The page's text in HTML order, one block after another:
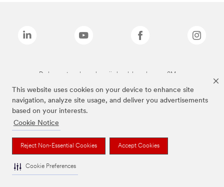
This website uses cookies on your device to enhance site
navigation, analyze site usage, and deliver you advertisements
based on your interests.
Cookie Notice
Reject Non-Essential Cookies Accept Cookies
Cookie Preferences
De bovenstaande merken zijn handelsmerken van 3M.we